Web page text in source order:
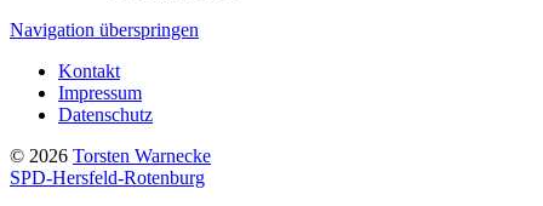
Navigation überspringen
Kontakt
Impressum
Datenschutz
© 2026 Torsten Warnecke
SPD-Hersfeld-Rotenburg